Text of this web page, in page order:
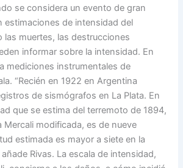
se considera un evento de gran
estimaciones de intensidad del
las muertes, las destrucciones
informar sobre la intensidad. En
mediciones instrumentales de
“Recién en 1922 en Argentina
de sismógrafos en La Plata. En
que se estima del terremoto de 1894,
Mercali modificada, es de nueve
estimada es mayor a siete en la
añade Rivas. La escala de intensidad,